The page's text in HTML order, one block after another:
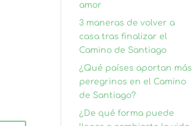
amor
3 maneras de volver a
casa tras finalizar el
Camino de Santiago
¿Qué países aportan más
peregrinos en el Camino
de Santiago?
¿De qué forma puede